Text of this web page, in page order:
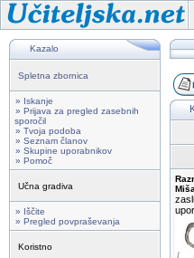
Kazalo
Spletna zbornica
» Iskanje
» Prijava za pregled zasebnih
sporočil
» Tvoja podoba
» Seznam članov
» Skupine uporabnikov
» Pomoč
Učna gradiva
» Iščite
» Pregled povpraševanja
Koristno
Miša